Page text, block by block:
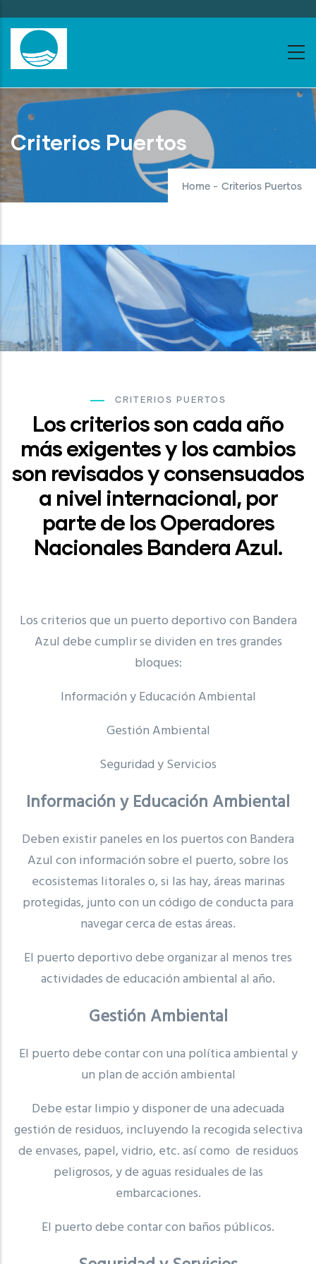
to
main
content
Criterios Puertos
Home - Criterios Puertos
CRITERIOS PUERTOS
Los criterios son cada año
más exigentes y los cambios
son revisados y consensuados
a nivel internacional, por
parte de los Operadores
Nacionales Bandera Azul.
Los criterios que un puerto deportivo con Bandera
Azul debe cumplir se dividen en tres grandes
bloques:
Información y Educación Ambiental
Gestión Ambiental
Seguridad y Servicios
Información y Educación Ambiental
Deben existir paneles en los puertos con Bandera
Azul con información sobre el puerto, sobre los
ecosistemas litorales o, si las hay, áreas marinas
protegidas, junto con un código de conducta para
navegar cerca de estas áreas.
El puerto deportivo debe organizar al menos tres
actividades de educación ambiental al año.
Gestión Ambiental
El puerto debe contar con una política ambiental y
un plan de acción ambiental
Debe estar limpio y disponer de una adecuada
gestión de residuos, incluyendo la recogida selectiva
de envases, papel, vidrio, etc. así como de residuos
peligrosos, y de aguas residuales de las
embarcaciones.
El puerto debe contar con baños públicos.